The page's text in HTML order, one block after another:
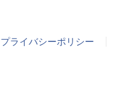
プライバシーポリシー